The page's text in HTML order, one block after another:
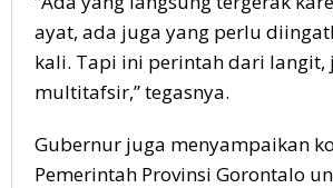
ayat, ada juga yang perlu
kali. Tapi ini perintah dari langit,
multitafsir,” tegasnya.
Gubernur juga menyampaikan
Pemerintah Provinsi Gorontalo